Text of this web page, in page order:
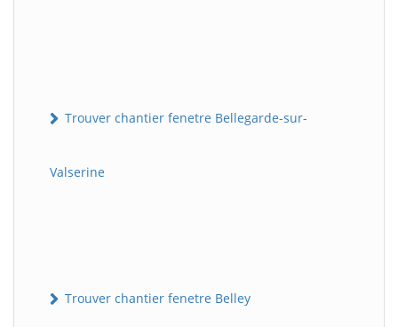
Trouver chantier fenetre Bellegarde-sur-
Valserine
Trouver chantier fenetre Belley